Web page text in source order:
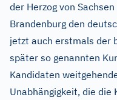
der Herzog von
Brandenburg den
jetzt auch erstmals der
später so genannten
Kandidaten
Unabhängigkeit, die die